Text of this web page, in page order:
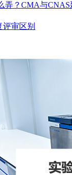
弄？CMA与
审区别